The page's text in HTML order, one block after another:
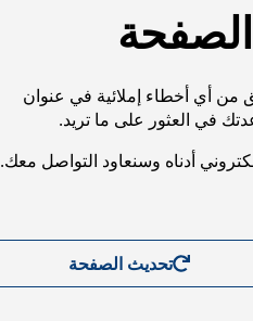
من أي أخطاء إملائية في عنوان
أدناه وسنعاود التواصل معك.
تحديث الصفحة